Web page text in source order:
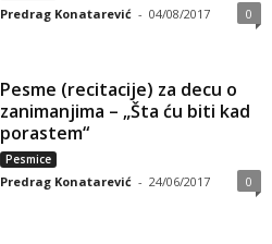
Predrag Konatarević - 04/08/2017 0
Pesme (recitacije) za decu o
zanimanjima – „Šta ću biti kad
porastem“
Pesmice
Predrag Konatarević - 24/06/2017 0